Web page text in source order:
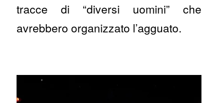
tracce di “diversi uomini” che
avrebbero organizzato l’agguato.